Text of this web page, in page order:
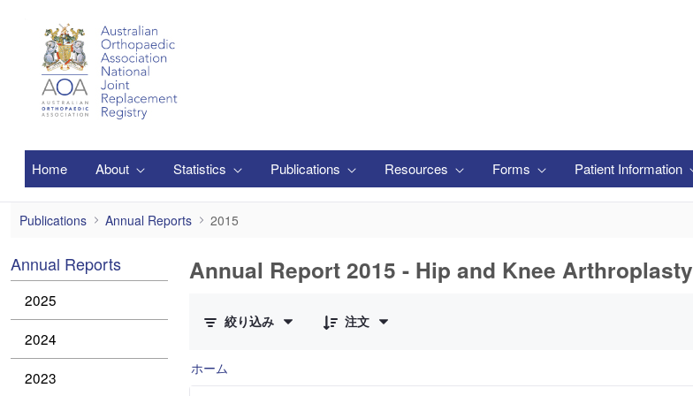
Home About Statistics Publications Resources Forms Patient Information
2015
Publications Annual Reports 2015
Annual Reports
2025
2024
2023
Annual Report 2015 - Hip and Knee Arthroplasty
絞り込み
注文
ホーム